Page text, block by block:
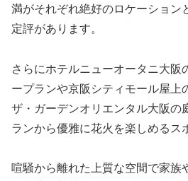
満がそれぞれ絶好のロケーション
定評があります。
さらにホテルニューオータニ大阪
ープランや京阪シティモール屋上
ザ・ガーデンオリエンタル大阪の
ランから優雅に花火を楽しめるス
喧騒から離れた上質な空間で家族